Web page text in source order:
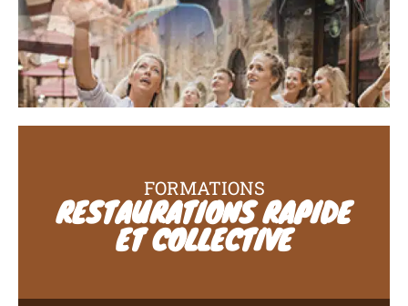
FORMATIONS
RESTAURATIONS RAPIDE
ET COLLECTIVE